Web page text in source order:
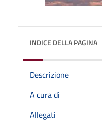
INDICE DELLA PAGINA
Descrizione
A cura di
Allegati